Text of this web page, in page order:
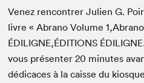
Venez ren­con­tr­er Julien G.
livre « Abra­no Vol­ume1
ÉDILIGNE,ÉDITIONS ÉDILIGNE
vous présen­ter20 min­utes
dédi­caces à la caisse du